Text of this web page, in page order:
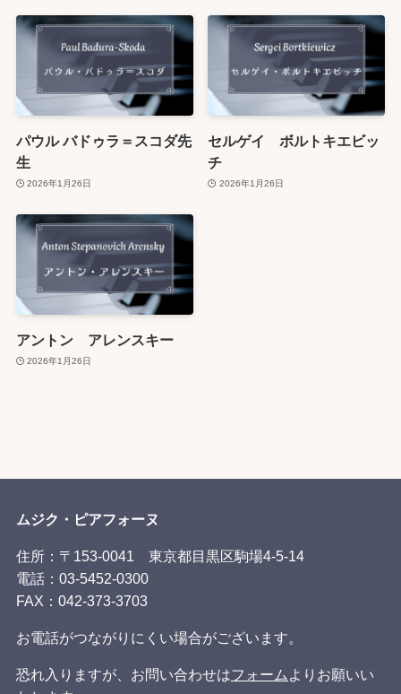
パウル バドゥラ＝スコダ先
生
2026年1月26日
セルゲイ ボルトキエビッ
チ
2026年1月26日
アントン アレンスキー
2026年1月26日
ムジク・ピアフォーヌ
住所：〒153-0041 東京都目黒区駒場4-5-14
電話：03-5452-0300
FAX： 042-373-3703
お電話がつながりにくい場合がございます。
恐れ入りますが、お問い合わせはフォーム よりお願いい